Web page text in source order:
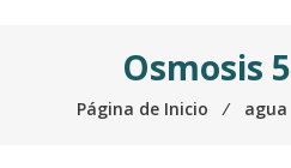
Osmosis
Página de Inicio ⁄ agua